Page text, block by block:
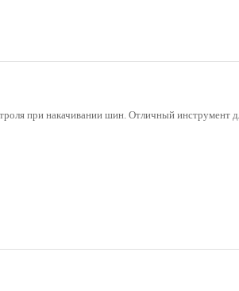
при накачивании шин. Отличный